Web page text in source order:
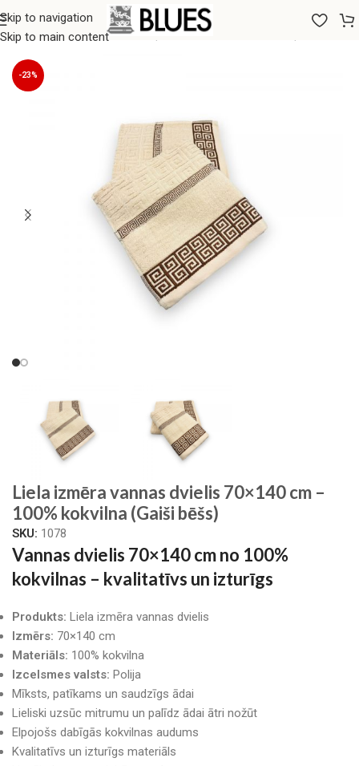
Skip to navigation
Skip to main content
Sākums/Dvieļi/Vannas dvieļi/Liela izmēra vannas dvieļi
-23%
Liela izmēra vannas dvielis 70×140 cm –
100% kokvilna (Gaiši bēšs)
SKU: 1078
Vannas dvielis 70×140 cm no 100%
kokvilnas – kvalitatīvs un izturīgs
Produkts: Liela izmēra vannas dvielis
Izmērs: 70×140 cm
Materiāls: 100% kokvilna
Izcelsmes valsts: Polija
Mīksts, patīkams un saudzīgs ādai
Lieliski uzsūc mitrumu un palīdz ādai ātri nožūt
Elpojošs dabīgās kokvilnas audums
Kvalitatīvs un izturīgs materiāls